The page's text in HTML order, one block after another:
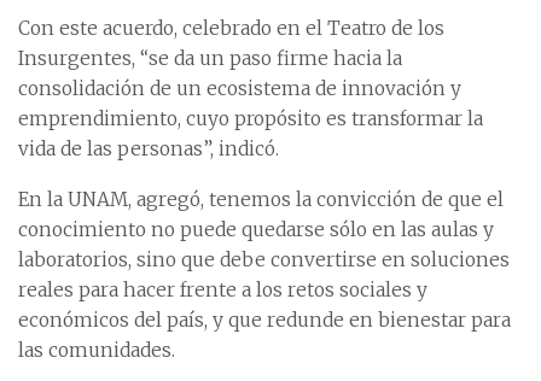
Con este acuerdo, celebrado en el Teatro de los
Insurgentes, “se da un paso firme hacia la
consolidación de un ecosistema de innovación y
emprendimiento, cuyo propósito es transformar la
vida de las personas”, indicó.
En la UNAM, agregó, tenemos la convicción de que el
conocimiento no puede quedarse sólo en las aulas y
laboratorios, sino que debe convertirse en soluciones
reales para hacer frente a los retos sociales y
económicos del país, y que redunde en bienestar para
las comunidades.